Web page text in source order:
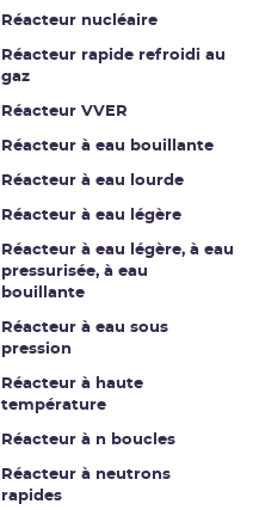
Réacteur nucléaire
Réacteur rapide refroidi au
gaz
Réacteur VVER
Réacteur à eau bouillante
Réacteur à eau lourde
Réacteur à eau légère
Réacteur à eau légère, à eau
pressurisée, à eau
bouillante
Réacteur à eau sous
pression
Réacteur à haute
température
Réacteur à n boucles
Réacteur à neutrons
rapides